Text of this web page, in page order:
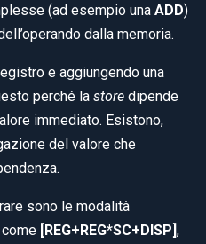
(ad esempio una ADD)
dalla memoria.
e aggiungendo una
perché la store dipende
immediato. Esistono,
del valore che
sono le modalità
[REG+REG*SC+DISP],